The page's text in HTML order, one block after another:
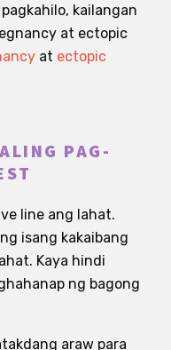
kailangan
at ectopic
at ectopic
PAG-
line ang lahat.
isang kakaibang
Kaya hindi
ng bagong
araw para